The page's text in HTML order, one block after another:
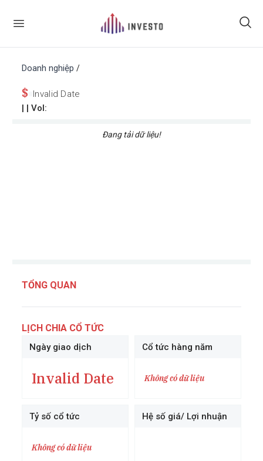
Doanh nghiệp /
$ Invalid Date
| | Vol:
Đang tải dữ liệu!
TỔNG QUAN
LỊCH CHIA CỔ TỨC
Ngày giao dịch
Invalid Date
Cổ tức hàng năm
Không có dữ liệu
Tỷ số cổ tức
Không có dữ liệu
Hệ số giá/ Lợi nhuận